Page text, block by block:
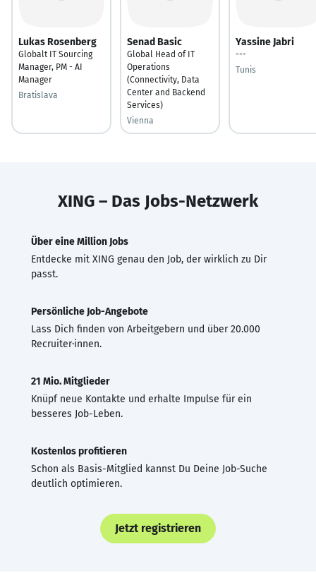
Lukas Rosenberg
Globalt IT Sourcing
Manager, PM - AI
Manager
Bratislava
Senad Basic
Global Head of IT
Operations
(Connectivity, Data
Center and Backend
Services)
Vienna
Yassine Jabri
---
Tunis
XING – Das Jobs-Netzwerk
Über eine Million Jobs
Entdecke mit XING genau den Job, der wirklich zu Dir
passt.
Persönliche Job-Angebote
Lass Dich finden von Arbeitgebern und über 20.000
Recruiter·innen.
21 Mio. Mitglieder
Knüpf neue Kontakte und erhalte Impulse für ein
besseres Job-Leben.
Kostenlos profitieren
Schon als Basis-Mitglied kannst Du Deine Job-Suche
deutlich optimieren.
Jetzt registrieren